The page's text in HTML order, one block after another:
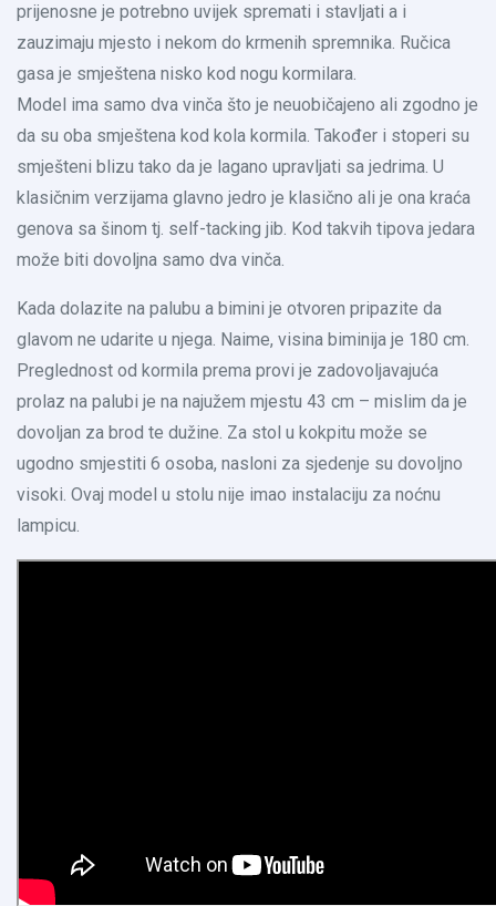
prijenosne je potrebno uvijek spremati i stavljati a i
zauzimaju mjesto i nekom do krmenih spremnika. Ručica
gasa je smještena nisko kod nogu kormilara.
Model ima samo dva vinča što je neuobičajeno ali zgodno je
da su oba smještena kod kola kormila. Također i stoperi su
smješteni blizu tako da je lagano upravljati sa jedrima. U
klasičnim verzijama glavno jedro je klasično ali je ona kraća
genova sa šinom tj. self-tacking jib. Kod takvih tipova jedara
može biti dovoljna samo dva vinča.
Kada dolazite na palubu a bimini je otvoren pripazite da
glavom ne udarite u njega. Naime, visina biminija je 180 cm.
Preglednost od kormila prema provi je zadovoljavajuća
prolaz na palubi je na najužem mjestu 43 cm – mislim da je
dovoljan za brod te dužine. Za stol u kokpitu može se
ugodno smjestiti 6 osoba, nasloni za sjedenje su dovoljno
visoki. Ovaj model u stolu nije imao instalaciju za noćnu
lampicu.